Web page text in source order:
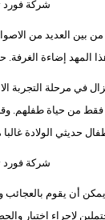
من بين العديد من
المهد إضاءة
في مرحلة التجربة
فقط من حياة
حديثي الولادة
أن يقوم بالعجائب
لإجراء اختبار